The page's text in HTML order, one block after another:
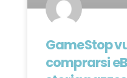
GameStop
comprarsi